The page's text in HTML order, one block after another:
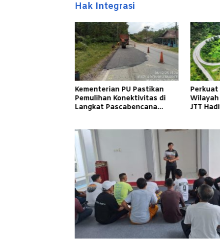
Hak Integrasi
Kementerian PU Pastikan
Pemulihan Konektivitas di
Langkat Pascabencana
Wilayah
JTT